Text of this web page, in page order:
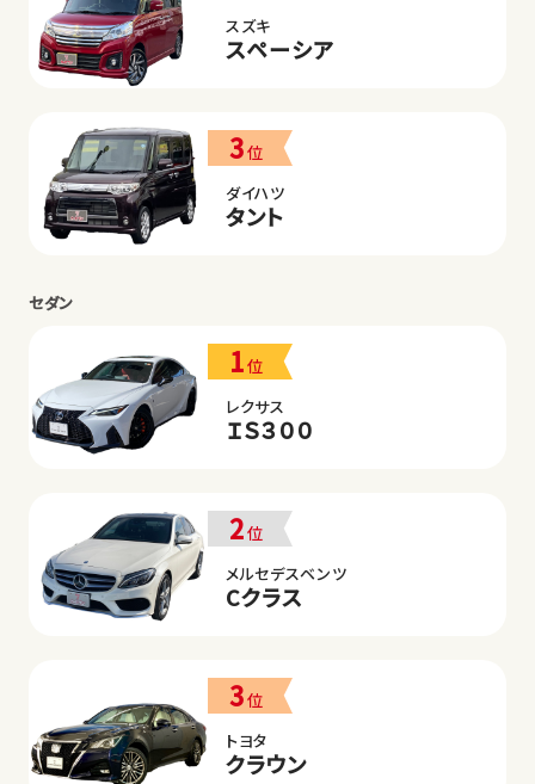
スズキ
スペーシア
3位
ダイハツ
タント
セダン
1位
レクサス
ＩＳ３００
2位
メルセデスベンツ
Cクラス
3位
トヨタ
クラウン